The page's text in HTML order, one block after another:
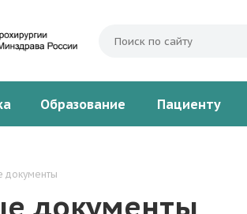
Образование Пациенту
документы